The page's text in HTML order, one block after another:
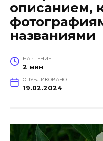
описанием,
названиями
НА ЧТЕНИЕ
2 мин
ОПУБЛИКОВАНО
19.02.2024